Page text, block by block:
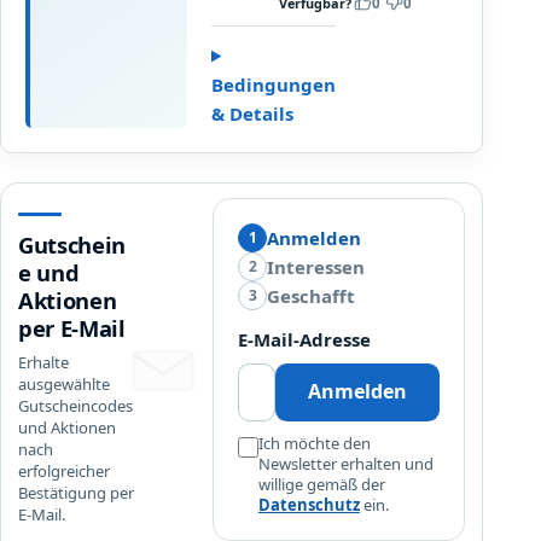
l
t
t
d
e
c
k
e
n
b
ü
r
d
i
e
E
i
n
e
prüfen.
Bedingungen
& Details
Gutschein
e und
Aktionen
per E-Mail
Erhalte
ausgewählte
Gutscheincodes
und Aktionen
nach
erfolgreicher
Bestätigung per
E-Mail.
1 Anmelden
2 Interessen
3 Geschafft
E-Mail-Adresse
Anmelden
Ich möchte den
Newsletter erhalten und
willige gemäß der
Datenschutzein.